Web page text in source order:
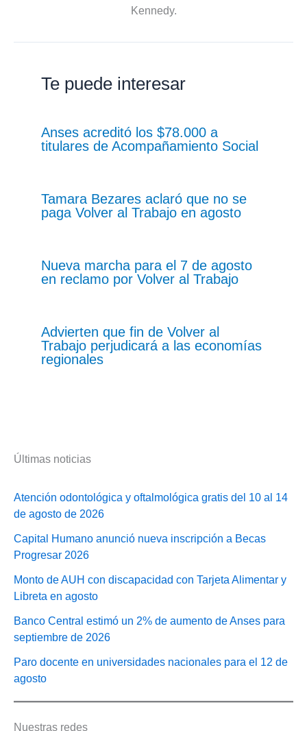
Kennedy.
Te puede interesar
Anses acreditó los $78.000 a
titulares de Acompañamiento Social
Tamara Bezares aclaró que no se
paga Volver al Trabajo en agosto
Nueva marcha para el 7 de agosto
en reclamo por Volver al Trabajo
Advierten que fin de Volver al
Trabajo perjudicará a las economías
regionales
Últimas noticias
Atención odontológica y oftalmológica gratis del 10 al 14
de agosto de 2026
Capital Humano anunció nueva inscripción a Becas
Progresar 2026
Monto de AUH con discapacidad con Tarjeta Alimentar y
Libreta en agosto
Banco Central estimó un 2% de aumento de Anses para
septiembre de 2026
Paro docente en universidades nacionales para el 12 de
agosto
Nuestras redes